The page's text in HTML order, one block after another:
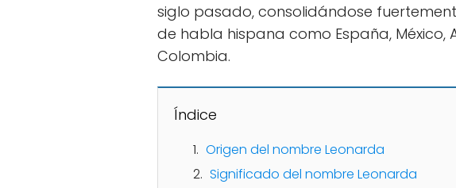
siglo pasado, consolidándose
de habla hispana como España, México,
Colombia.
Índice
Origen del nombre Leonarda
Significado del nombre Leonarda